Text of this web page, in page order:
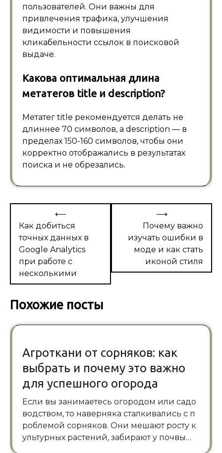
пользователей. Они важны для
привлечения трафика, улучшения
видимости и повышения
кликабельности ссылок в поисковой
выдаче.
Какова оптимальная длина
метатегов title и description?
Метатег title рекомендуется делать не
длиннее 70 символов, а description — в
пределах 150-160 символов, чтобы они
корректно отображались в результатах
поиска и не обрезались.
Навигация
по
записям
⟵
Как добиться
точных данных в
Google Analytics
при работе с
несколькими
Почему важно
изучать ошибки в
моде и как стать
иконой стиля
⟶
Похожие посты
Агроткани от сорняков: как
выбрать и почему это важно
для успешного огорода
Если вы занимаетесь огородом или садо
водством, то наверняка сталкивались с п
роблемой сорняков. Они мешают росту к
ультурных растений, забирают у почвы…